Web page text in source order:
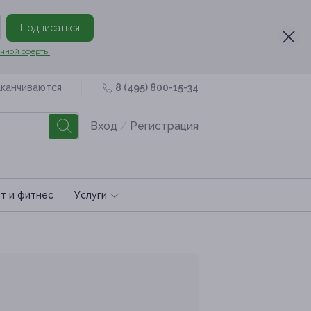
Подписаться
оферты
8 (495) 800-15-34
Вход / Регистрация
и фитнес Услуги